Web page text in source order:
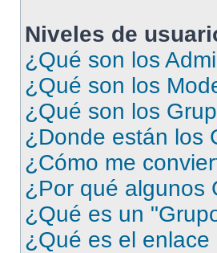
Niveles de
¿Qué son los
¿Qué son los
¿Qué son los
¿Donde están los
¿Cómo me
¿Por qué algunos
¿Qué es un
¿Qué es el enlace